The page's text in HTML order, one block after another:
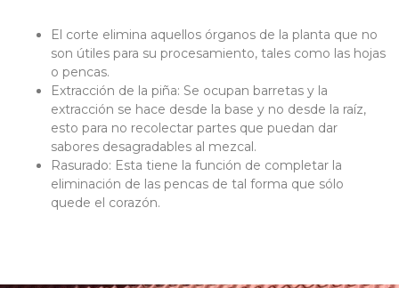
El corte elimina aquellos órganos de la planta que no
son útiles para su procesamiento, tales como las hojas
o pencas.
Extracción de la piña: Se ocupan barretas y la
extracción se hace desde la base y no desde la raíz,
esto para no recolectar partes que puedan dar
sabores desagradables al mezcal.
Rasurado: Esta tiene la función de completar la
eliminación de las pencas de tal forma que sólo
quede el corazón.